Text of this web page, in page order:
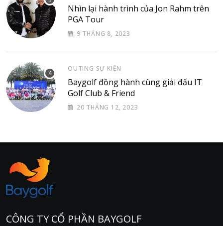
Nhìn lại hành trình của Jon Rahm trên
PGA Tour
9 THÁNG 8, 2023
OUTING SỰ KIỆN
Baygolf đồng hành cùng giải đấu IT
Golf Club & Friend
20 THÁNG 12, 2023
CÔNG TY CỔ PHẦN BAYGOLF